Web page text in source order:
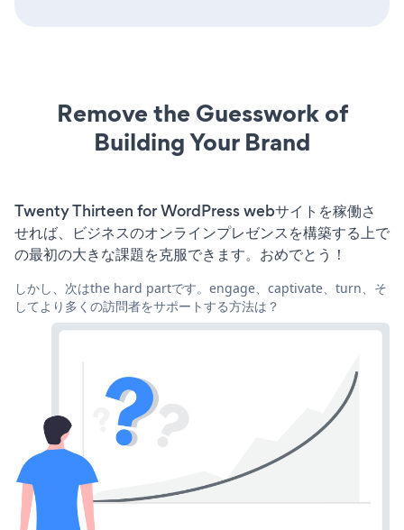
Remove the Guesswork of
Building Your Brand
Twenty Thirteen for WordPress webサイトを稼働さ
せれば、ビジネスのオンラインプレゼンスを構築する上で
の最初の大きな課題を克服できます。おめでとう！
しかし、次はthe hard partです。engage、captivate、turn、そ
してより多くの訪問者をサポートする方法は？